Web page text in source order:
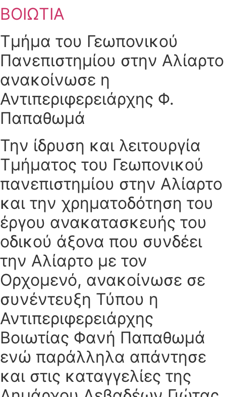
ΒΟΙΩΤΙΑ
Τμήμα του Γεωπονικού
Πανεπιστημίου στην Αλίαρτο
ανακοίνωσε η
Αντιπεριφερειάρχης Φ.
Παπαθωμά
Την ίδρυση και λειτουργία
Τμήματος του Γεωπονικού
πανεπιστημίου στην Αλίαρτο
και την χρηματοδότηση του
έργου ανακατασκευής του
οδικού άξονα που συνδέει
την Αλίαρτο με τον
Ορχομενό, ανακοίνωσε σε
συνέντευξη Τύπου η
Αντιπεριφερειάρχης
Βοιωτίας Φανή Παπαθωμά
ενώ παράλληλα απάντησε
και στις καταγγελίες της